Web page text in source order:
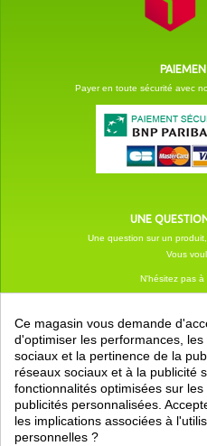
Payer en toute sécurité avec
UNE
Une question sur un
Vous
N'hésitez pas
Catégories
EN SAVOIR +
Ce magasin vous demande
d'optimiser les performances,
sociaux et la pertinence de la
réseaux sociaux et à la publicité
fonctionnalités optimisées sur
publicités personnalisées.
les implications associées à
personnelles ?